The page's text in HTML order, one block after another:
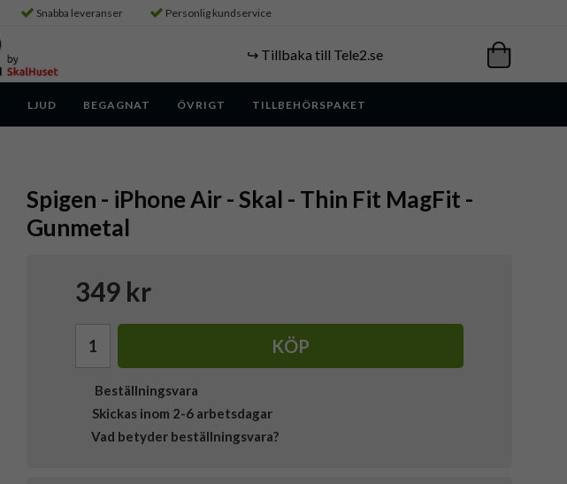
Snabba leveranser Personlig kundservice
↪️ Tillbaka till Tele2.se
LJUD BEGAGNAT ÖVRIGT TILLBEHÖRSPAKET
Spigen - iPhone Air - Skal - Thin Fit MagFit -
Gunmetal
349 kr
KÖP
Beställningsvara
Skickas inom 2-6 arbetsdagar
Vad betyder beställningsvara?